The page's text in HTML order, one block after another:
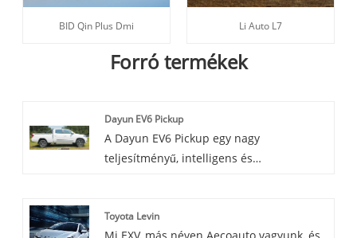
BID Qin Plus Dmi Li Auto L7
Forró termékek
Dayun EV6 Pickup
A Dayun EV6 Pickup egy nagy
teljesítményű, intelligens és
elektromos technológiát és a korabeli
Toyota Levin